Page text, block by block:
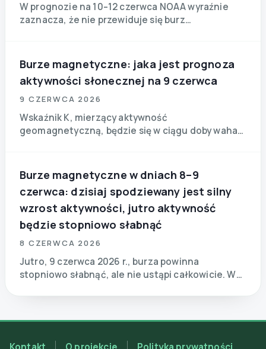
W prognozie na 10–12 czerwca NOAA wyraźnie
zaznacza, że nie przewiduje się burz
oceniane jest jako spokojne do niestabilnego,
Burze magnetyczne: jaka jest prognoza
aktywności słonecznej na 9 czerwca
9 CZERWCA 2026
Wskaźnik K, mierzący aktywność
geomagnetyczną, będzie się w ciągu doby wahał
Burze magnetyczne w dniach 8–9
czerwca: dzisiaj spodziewany jest silny
wzrost aktywności, jutro aktywność
będzie stopniowo słabnąć
8 CZERWCA 2026
Jutro, 9 czerwca 2026 r., burza powinna
stopniowo słabnąć, ale nie ustąpi całkowicie. W